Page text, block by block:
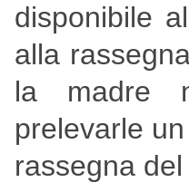
disponibile
alla
la madre
prelevarle
rassegna